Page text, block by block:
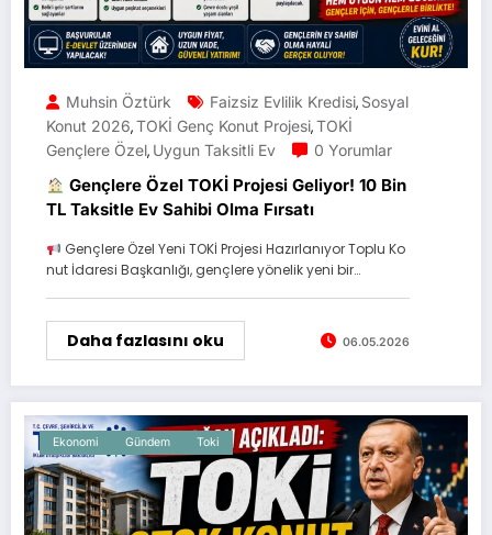
Muhsin Öztürk Faizsiz Evlilik Kredisi, Sosyal
Konut 2026,TOKİ Genç Konut Projesi,TOKİ
Gençlere Özel, Uygun Taksitli Ev 0 Yorumlar
Gençlere Özel TOKİ Projesi Geliyor! 10 Bin
TL Taksitle Ev Sahibi Olma Fırsatı
Gençlere Özel Yeni TOKİ Projesi Hazırlanıyor Toplu Ko
nut İdaresi Başkanlığı, gençlere yönelik yeni bir…
Daha fazlasını oku 06.05.2026
Ekonomi Gündem Toki